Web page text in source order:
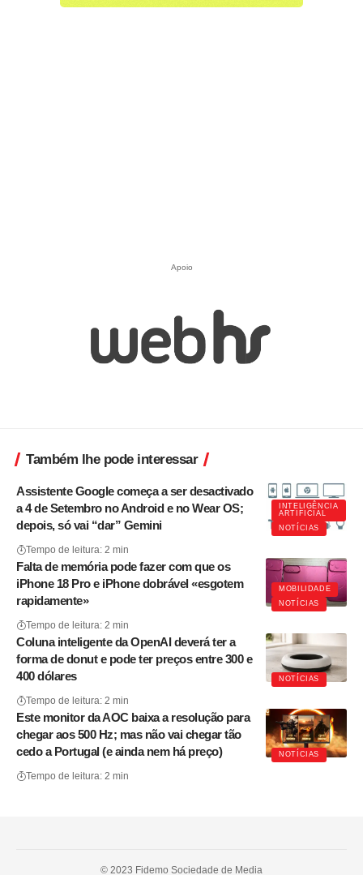
Apoio
Também lhe pode interessar
INTELIGÊNCIA
ARTIFICIAL
NOTÍCIAS
Assistente Google começa a ser desactivado
a 4 de Setembro no Android e no Wear OS;
depois, só vai “dar” Gemini
Tempo de leitura: 2 min
MOBILIDADE
NOTÍCIAS
Falta de memória pode fazer com que os
iPhone 18 Pro e iPhone dobrável «esgotem
rapidamente»
Tempo de leitura: 2 min
NOTÍCIAS
Coluna inteligente da OpenAI deverá ter a
forma de donut e pode ter preços entre 300 e
400 dólares
Tempo de leitura: 2 min
NOTÍCIAS
Este monitor da AOC baixa a resolução para
chegar aos 500 Hz; mas não vai chegar tão
cedo a Portugal (e ainda nem há preço)
Tempo de leitura: 2 min
© 2023 Fidemo Sociedade de Media